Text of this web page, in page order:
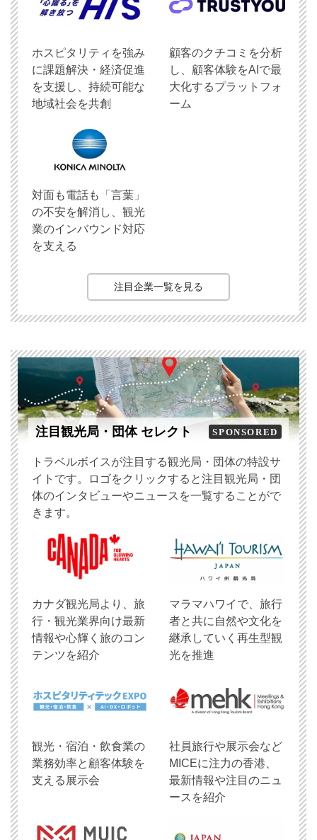
ホスピタリティを強み
に課題解決・経済促進
を支援し、持続可能な
地域社会を共創
顧客のクチコミを分析
し、顧客体験をAIで最
大化するプラットフォ
ーム
対面も電話も「言葉」
の不安を解消し、観光
業のインバウンド対応
を支える
注目企業一覧を見る
注目観光局・団体 セレクト SPONSORED
トラベルボイスが注目する観光局・団体の特設サ
イトです。ロゴをクリックすると注目観光局・団
体のインタビューやニュースを一覧することがで
きます。
​カナダ観光局より、旅
行・観光業界向け最新
情報や心輝く旅のコン
テンツを紹介
マラマハワイで、旅行
者と共に自然や文化を
継承していく再生型観
光を推進
観光・宿泊・飲食業の
業務効率と顧客体験を
支える展示会
社員旅行や展示会など
MICEに注力の香港、
最新情報や注目のニュ
ースを紹介